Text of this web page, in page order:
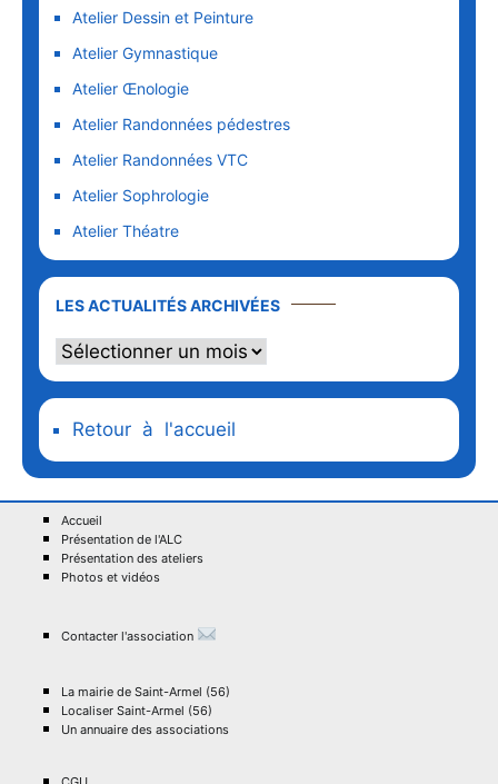
Atelier Dessin et Peinture
Atelier Gymnastique
Atelier Œnologie
Atelier Randonnées pédestres
Atelier Randonnées VTC
Atelier Sophrologie
Atelier Théatre
LES ACTUALITÉS ARCHIVÉES
Retour à l'accueil
Accueil
Présentation de l'ALC
Présentation des ateliers
Photos et vidéos
Contacter l'association
La mairie de Saint-Armel (56)
Localiser Saint-Armel (56)
Un annuaire des associations